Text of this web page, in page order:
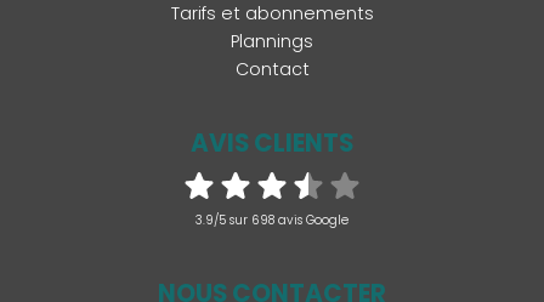
Tarifs et abonnements
Plannings
Contact
AVIS CLIENTS
3.9/5 sur 698 avis Google
NOUS CONTACTER